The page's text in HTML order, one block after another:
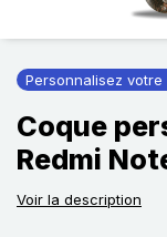
Personnalisez votre
Coque
Redmi
Voir la description